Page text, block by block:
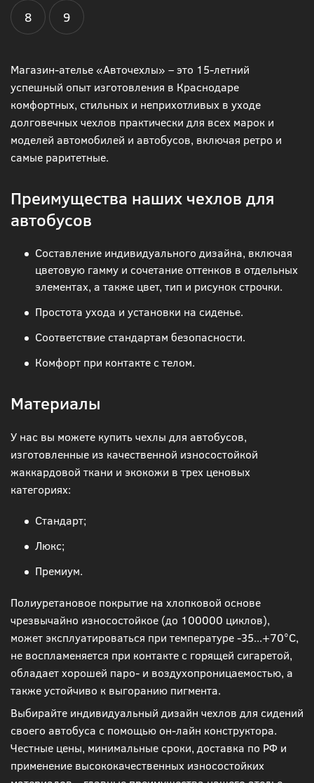
8 9
Магазин-ателье «Авточехлы» – это 15-летний
успешный опыт изготовления в Краснодаре
комфортных, стильных и неприхотливых в уходе
долговечных чехлов практически для всех марок и
моделей автомобилей и автобусов, включая ретро и
самые раритетные.
Преимущества наших чехлов для
автобусов
Составление индивидуального дизайна, включая
цветовую гамму и сочетание оттенков в отдельных
элементах, а также цвет, тип и рисунок строчки.
Простота ухода и установки на сиденье.
Соответствие стандартам безопасности.
Комфорт при контакте с телом.
Материалы
У нас вы можете купить чехлы для автобусов,
изготовленные из качественной износостойкой
жаккардовой ткани и экокожи в трех ценовых
категориях:
Стандарт;
Люкс;
Премиум.
Полиуретановое покрытие на хлопковой основе
чрезвычайно износостойкое (до 100000 циклов),
может эксплуатироваться при температуре -35...+70°С,
не воспламеняется при контакте с горящей сигаретой,
обладает хорошей паро- и воздухопроницаемостью, а
также устойчиво к выгоранию пигмента.
Выбирайте индивидуальный дизайн чехлов для сидений
своего автобуса с помощью он-лайн конструктора.
Честные цены, минимальные сроки, доставка по РФ и
применение высококачественных износостойких